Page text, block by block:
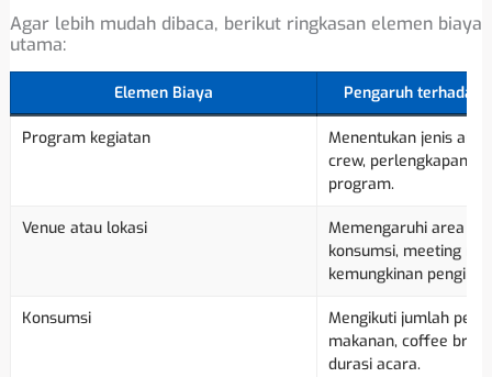
Agar lebih mudah dibaca, berikut ringkasan elemen biaya
utama:
Elemen Biaya Pengaruh terhadap
Program kegiatan
Menentukan jenis
crew, perlengkapan,
program.
Venue atau lokasi
Memengaruhi area
konsumsi, meeting
kemungkinan
Konsumsi
Mengikuti jumlah
makanan, coffee
durasi acara.